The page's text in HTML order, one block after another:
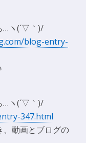
…ヽ(´▽｀)/
blog-entry-
…ヽ(´▽｀)/
347.html
、動画とブログの